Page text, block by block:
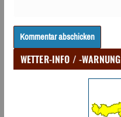
WETTER-INFO / -WARNUNG